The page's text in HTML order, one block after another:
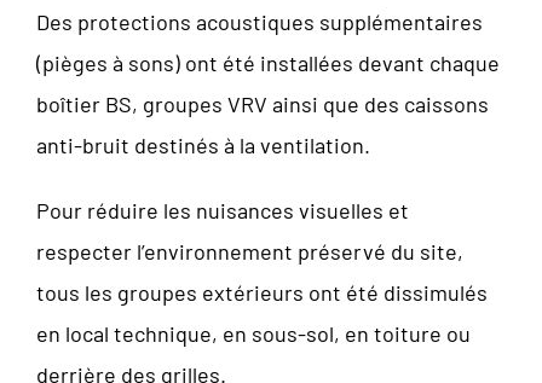
Des protections acoustiques supplémentaires
(pièges à sons) ont été installées devant chaque
boîtier BS, groupes VRV ainsi que des caissons
anti-bruit destinés à la ventilation.
Pour réduire les nuisances visuelles et
respecter l’environnement préservé du site,
tous les groupes extérieurs ont été dissimulés
en local technique, en sous-sol, en toiture ou
derrière des grilles.